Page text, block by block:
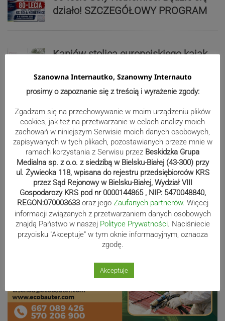
działo! SZCZEGÓŁOWY PROGRAM
Kaniów stolicą europejskiego kajak
Europy rywalizowało przez trzy dni
Nakamura z dubletem w Wiśle.
Dyskwalifikacja Waszka zmieniła
klasyfikację Polaków
Reklama
Szanowna Internautko, Szanowny Internauto
prosimy o zapoznanie się z treścią i wyrażenie zgody:
Zgadzam się na przechowywanie w moim urządzeniu plików
cookies, jak też na przetwarzanie w celach analizy moich
zachowań w niniejszym Serwisie moich danych osobowych,
zapisywanych w tych plikach, pozostawianych przeze mnie w
ramach korzystania z Serwisu przez Beskidzka Grupa
Medialna sp. z o.o. z siedzibą w Bielsku-Białej (43-300) przy
ul. Żywiecka 118, wpisana do rejestru przedsiębiorców KRS
przez Sąd Rejonowy w Bielsku-Białej, Wydział VIII
Gospodarczy KRS pod nr 0000144865 , NIP: 5470048840,
REGON:070003633 oraz jego Zaufanych partnerów. Więcej
informacji związanych z przetwarzaniem danych osobowych
znajdą Państwo w naszej Polityce Prywatności. Naciśniecie
przycisku "Akceptuje" w tym oknie informacyjnym, oznacza
zgodę.
Akceptuje